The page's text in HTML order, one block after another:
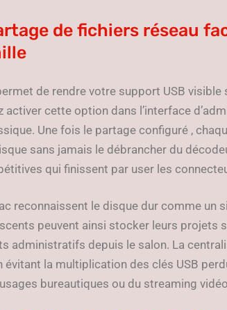
de fichiers réseau
de rendre votre support USB visible
cette option dans l’interface
Une fois le partage configuré ,
sans jamais le débrancher du
qui finissent par user les
reconnaissent le disque dur comme un
peuvent ainsi stocker leurs projets
administratifs depuis le salon. La
la multiplication des clés USB
bureautiques ou du streaming